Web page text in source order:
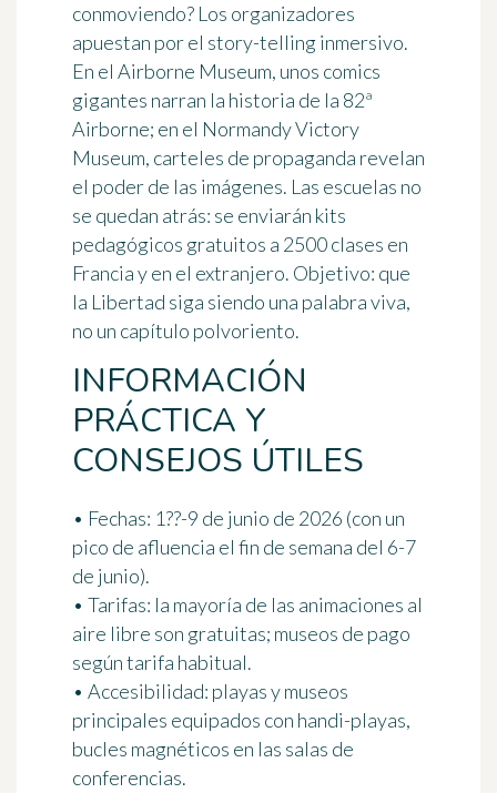
conmoviendo? Los organizadores
apuestan por el story-telling inmersivo.
En el Airborne Museum, unos comics
gigantes narran la historia de la 82ª
Airborne; en el Normandy Victory
Museum, carteles de propaganda revelan
el poder de las imágenes. Las escuelas no
se quedan atrás: se enviarán kits
pedagógicos gratuitos a 2500 clases en
Francia y en el extranjero. Objetivo: que
la Libertad siga siendo una palabra viva,
no un capítulo polvoriento.
INFORMACIÓN
PRÁCTICA Y
CONSEJOS ÚTILES
• Fechas: 1??-9 de junio de 2026 (con un
pico de afluencia el fin de semana del 6-7
de junio).
• Tarifas: la mayoría de las animaciones al
aire libre son gratuitas; museos de pago
según tarifa habitual.
• Accesibilidad: playas y museos
principales equipados con handi-playas,
bucles magnéticos en las salas de
conferencias.